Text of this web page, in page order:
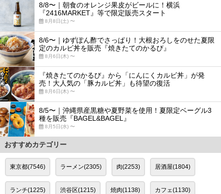
8/8〜｜朝食のオレンジ果皮がビールに！横浜
『2416MARKET』等で限定販売スタート
8月8日(土) 〜
8/6〜｜ゆずぽん酢でさっぱり！大根おろしをのせた夏限
定のカルビ丼を販売『焼きたてのかるび』
8月6日(木) 〜
『焼きたてのかるび』から「にんにくカルビ丼」が発
売！大人気の「豚カルビ丼」も待望の復活
8月6日(木) 〜
8/5〜｜沖縄県産黒糖や夏野菜を使用！夏限定ベーグル3
種を販売『BAGEL&BAGEL』
8月5日(水) 〜
おすすめカテゴリー
東京都(7546) ラーメン(2305) 肉(2253) 居酒屋(1804)
ランチ(1225) 渋谷区(1215) 焼肉(1138) カフェ(1130)